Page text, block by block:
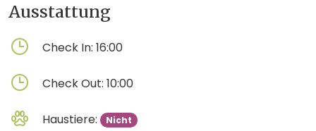
Ausstattung
Check In: 16:00
Check Out: 10:00
Haustiere: Nicht